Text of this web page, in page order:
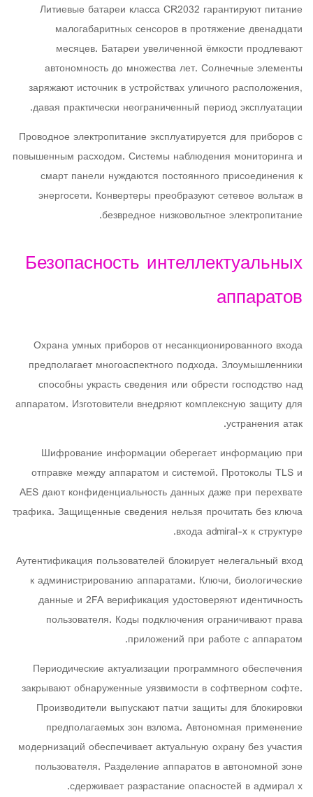
Литиевые батареи класса CR2032 гарантируют питание
малогабаритных сенсоров в протяжение двенадцати
месяцев. Батареи увеличенной ёмкости продлевают
автономность до множества лет. Солнечные элементы
заряжают источник в устройствах уличного расположения,
давая практически неограниченный период эксплуатации.
Проводное электропитание эксплуатируется для приборов с
повышенным расходом. Системы наблюдения мониторинга и
смарт панели нуждаются постоянного присоединения к
энергосети. Конвертеры преобразуют сетевое вольтаж в
безвредное низковольтное электропитание.
Безопасность интеллектуальных
аппаратов
Охрана умных приборов от несанкционированного входа
предполагает многоаспектного подхода. Злоумышленники
способны украсть сведения или обрести господство над
аппаратом. Изготовители внедряют комплексную защиту для
устранения атак.
Шифрование информации оберегает информацию при
отправке между аппаратом и системой. Протоколы TLS и
AES дают конфиденциальность данных даже при перехвате
трафика. Защищенные сведения нельзя прочитать без ключа
входа admiral-x к структуре.
Аутентификация пользователей блокирует нелегальный вход
к администрированию аппаратами. Ключи, биологические
данные и 2FA верификация удостоверяют идентичность
пользователя. Коды подключения ограничивают права
приложений при работе с аппаратом.
Периодические актуализации программного обеспечения
закрывают обнаруженные уязвимости в софтверном софте.
Производители выпускают патчи защиты для блокировки
предполагаемых зон взлома. Автономная применение
модернизаций обеспечивает актуальную охрану без участия
пользователя. Разделение аппаратов в автономной зоне
сдерживает разрастание опасностей в адмирал х.